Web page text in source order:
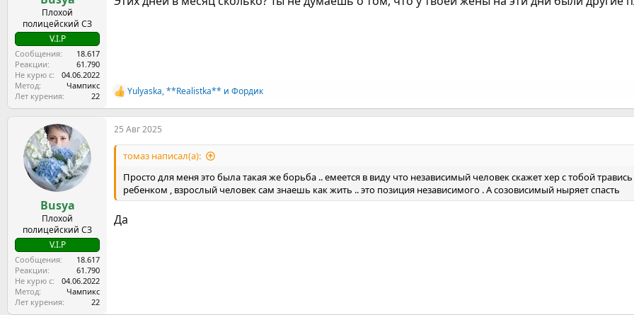
Плохой
полицейский СЗ
V.I.P
Сообщения
18.617
Реакции
61.790
Не курю с
04.06.2022
Метод
Чампикс
Лет курения
22
Р
е
а
к
Yulyaska,**Realistka** и Фордик
Busya
Плохой
полицейский СЗ
V.I.P
Сообщения
18.617
Реакции
61.790
Не курю с
04.06.2022
Метод
Чампикс
Лет курения
22
25 Авг 2025
томаз написал(а):
Просто для меня это была такая же борьба .. емеется в виду что независимый человек скажет хер с тобой
ребенком , взрослый человек сам знаешь как жить .. это позиция независимого . А созовисимый ныряет спасть
Да